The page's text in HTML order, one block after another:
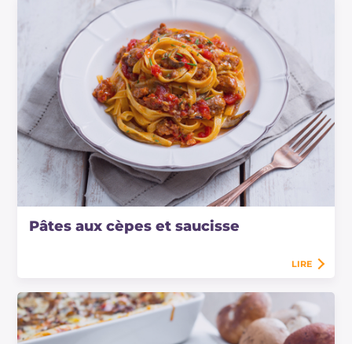
Pâtes aux cèpes et saucisse
LIRE